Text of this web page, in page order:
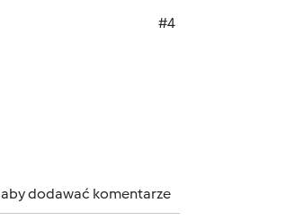
#4
aby dodawać komentarze